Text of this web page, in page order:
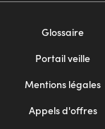
Glossaire
Portail veille
Mentions légales
Appels d'offres